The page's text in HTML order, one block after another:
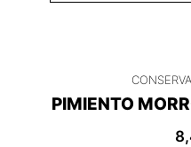
PIMIENTO